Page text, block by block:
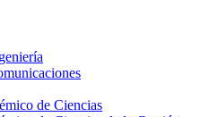
de Ciencias